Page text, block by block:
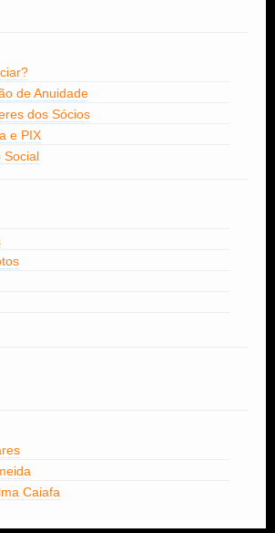
de Anuidade
dos Sócios
e PIX
Social
Caiafa